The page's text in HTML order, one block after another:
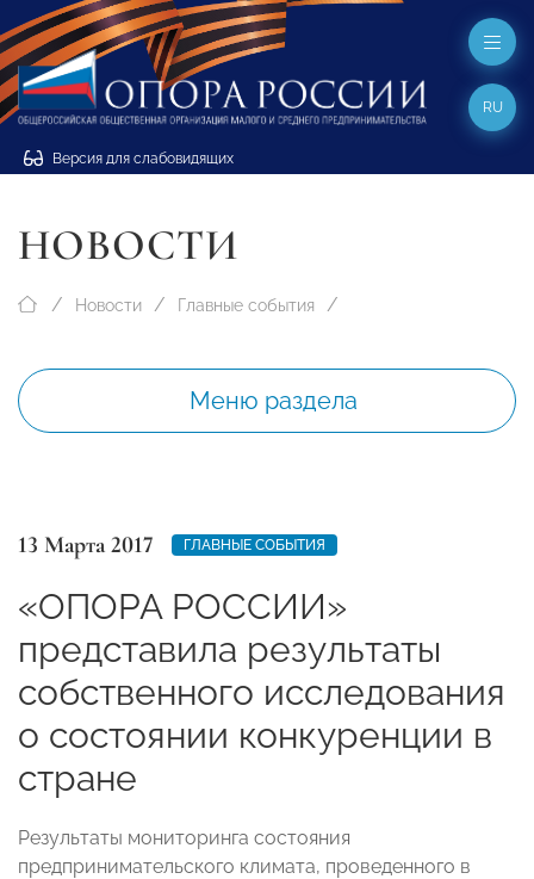
Версия для слабовидящих
RU
НОВОСТИ
Новости Главные события
Меню раздела
13 Марта 2017 ГЛАВНЫЕ СОБЫТИЯ
«ОПОРА РОССИИ»
представила результаты
собственного исследования
о состоянии конкуренции в
стране
Результаты мониторинга состояния
предпринимательского климата, проведенного в